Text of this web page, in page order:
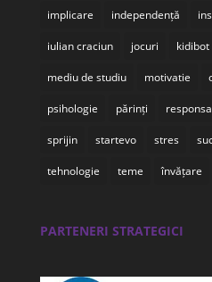
implicare independență
iulian craciun jocuri kidibot
mediu de studiu motivatie
psihologie părinți
sprijin startevo stres
tehnologie teme învățare
PARTENERI STRATEGICI